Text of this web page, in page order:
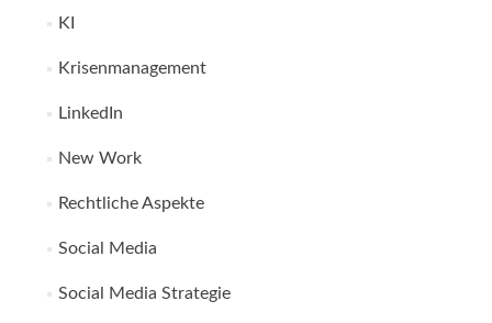
KI
Krisenmanagement
LinkedIn
New Work
Rechtliche Aspekte
Social Media
Social Media Strategie